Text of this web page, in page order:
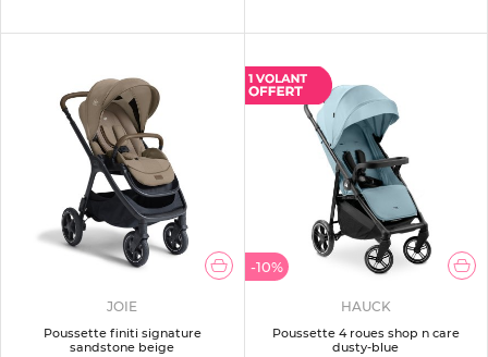
JOIE
Poussette finiti signature
sandstone beige
-10%
HAUCK
Poussette 4 roues shop n care
dusty-blue